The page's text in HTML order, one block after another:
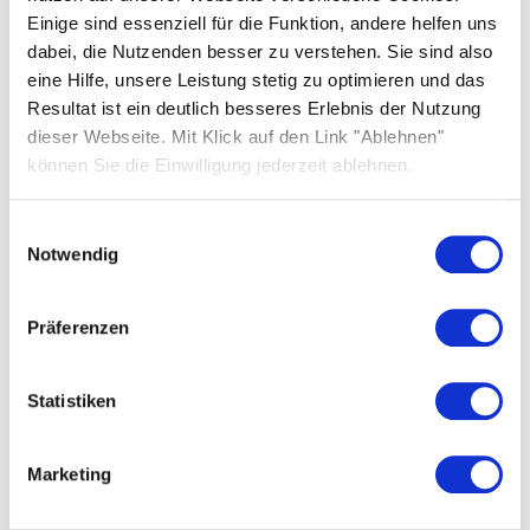
Einige sind essenziell für die Funktion, andere helfen uns
dabei, die Nutzenden besser zu verstehen. Sie sind also
eine Hilfe, unsere Leistung stetig zu optimieren und das
Resultat ist ein deutlich besseres Erlebnis der Nutzung
dieser Webseite. Mit Klick auf den Link "Ablehnen"
können Sie die Einwilligung jederzeit ablehnen.
Notwendig
Präferenzen
Statistiken
Marketing
Branchez les appareils lorsqu'ils sont hors
tension.
Protégez l'installation contre toute remise
en marche.
Ne rétablissez la tension du réseau 230 V
qu'à la dernière étape.
Installer la pompe à chaleur SG Ready
conformément aux instructions d'installation
Configurez la régulation de la pompe à
instructions d'installation du fabricant de la
pompe à chaleur.